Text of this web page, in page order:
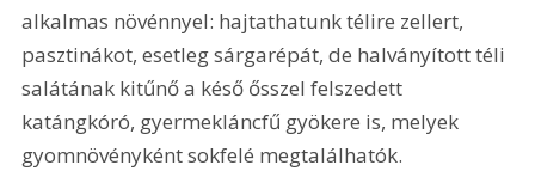
alkalmas növénnyel: hajtathatunk télire zellert,
pasztinákot, esetleg sárgarépát, de halványított téli
salátának kitűnő a késő ősszel felszedett
katángkóró, gyermekláncfű gyökere is, melyek
gyomnövényként sokfelé megtalálhatók.